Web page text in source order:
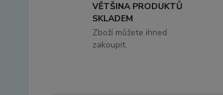
VĚTŠINA PRODUKTŮ
SKLADEM
Zboží můžete ihned
zakoupit.